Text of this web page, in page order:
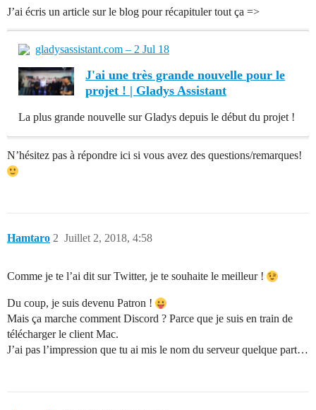
J’ai écris un article sur le blog pour récapituler tout ça =>
gladysassistant.com – 2 Jul 18
J'ai une très grande nouvelle pour le
projet ! | Gladys Assistant
La plus grande nouvelle sur Gladys depuis le début du projet !
N’hésitez pas à répondre ici si vous avez des questions/remarques!
Hamtaro Juillet 2, 2018, 4:58
2
Comme je te l’ai dit sur Twitter, je te souhaite le meilleur !
Du coup, je suis devenu Patron !
Mais ça marche comment Discord ? Parce que je suis en train de
télécharger le client Mac.
J’ai pas l’impression que tu ai mis le nom du serveur quelque part…